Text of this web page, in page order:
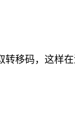
移码，这样在